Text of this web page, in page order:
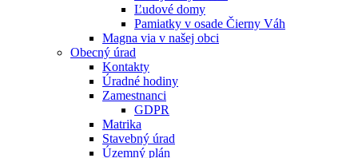
Ľudové domy
Pamiatky v osade Čierny Váh
Magna via v našej obci
Obecný úrad
Kontakty
Úradné hodiny
Zamestnanci
GDPR
Matrika
Stavebný úrad
Územný plán